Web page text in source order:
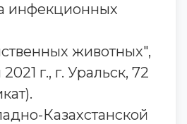
инфекционных
животных",
г., г. Уральск, 72
Казахстанской